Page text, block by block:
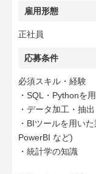
雇用形態
正社員
応募条件
必須スキル・経験
・SQL・Pythonを
・データ加工・抽
・BIツールを用い
PowerBI など)
・統計学の知識